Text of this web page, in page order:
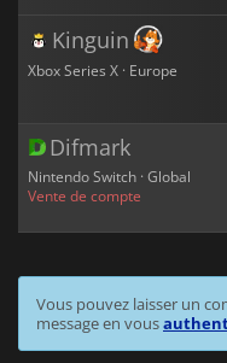
Kinguin
Xbox Series X · Europe
Difmark
Nintendo Switch · Global
Vente de compte
Vous pouvez laisser un
message en vous